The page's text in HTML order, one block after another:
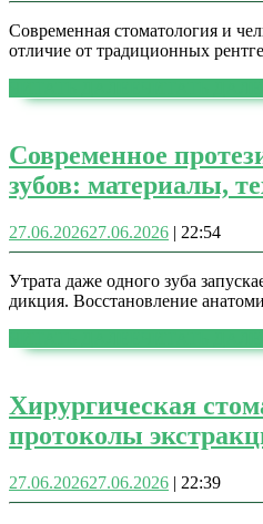
Современная стоматология и
отличие от традиционных
Современное
зубов: материалы,
27.06.202627.06.2026 | 22:54
Утрата даже одного зуба
дикция. Восстановление
Хирургическая
протоколы
27.06.202627.06.2026 | 22:39